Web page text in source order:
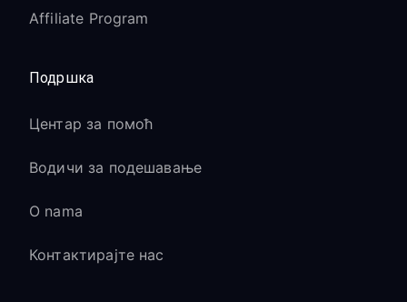
Affiliate Program
Подршка
Центар за помоћ
Водичи за подешавање
O nama
Контактирајте нас